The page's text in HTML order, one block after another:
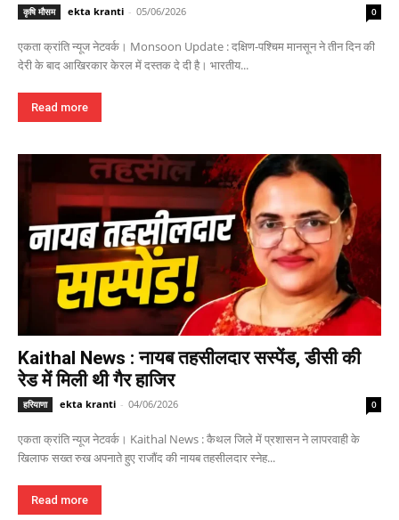
कृषि मौसम ekta kranti - 05/06/2026 0
एकता क्रांति न्यूज नेटवर्क। Monsoon Update : दक्षिण-पश्चिम मानसून ने तीन दिन की
देरी के बाद आखिरकार केरल में दस्तक दे दी है। भारतीय...
Read more
Kaithal News : नायब तहसीलदार सस्पेंड, डीसी की
रेड में मिली थी गैर हाजिर
हरियाणा ekta kranti - 04/06/2026 0
एकता क्रांति न्यूज नेटवर्क। Kaithal News : कैथल जिले में प्रशासन ने लापरवाही के
खिलाफ सख्त रुख अपनाते हुए राजौंद की नायब तहसीलदार स्नेह...
Read more